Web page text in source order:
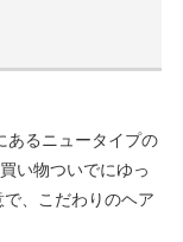
あるニュータイプの
い物ついでにゆっ
、こだわりのヘア